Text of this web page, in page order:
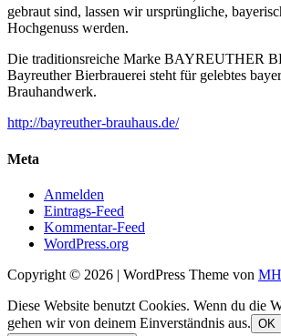
gebraut sind, lassen wir ursprüngliche,
Hochgenuss werden.
Die traditionsreiche Marke BAYREUTHER
Bayreuther Bierbrauerei steht für gelebtes
Brauhandwerk.
http://bayreuther-brauhaus.de/
Meta
Anmelden
Eintrags-Feed
Kommentar-Feed
WordPress.org
Copyright © 2026 | WordPress Theme von
Diese Website benutzt Cookies. Wenn du die
gehen wir von deinem Einverständnis aus. OK